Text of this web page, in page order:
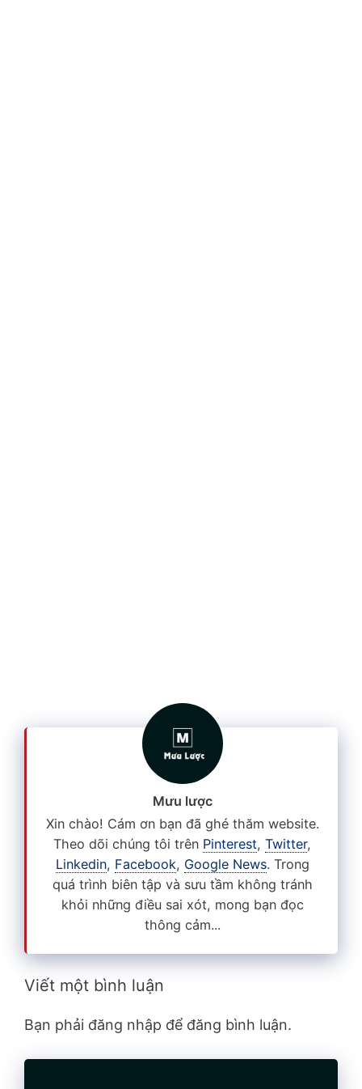
Mưu lược
Xin chào! Cám ơn bạn đã ghé thăm website.
Theo dõi chúng tôi trên Pinterest, Twitter,
Linkedin, Facebook, Google News. Trong
quá trình biên tập và sưu tầm không tránh
khỏi những điều sai xót, mong bạn đọc
thông cảm...
Viết một bình luận
Bạn phải đăng nhập để đăng bình luận.